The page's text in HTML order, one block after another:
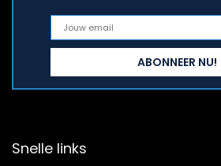
Snelle links